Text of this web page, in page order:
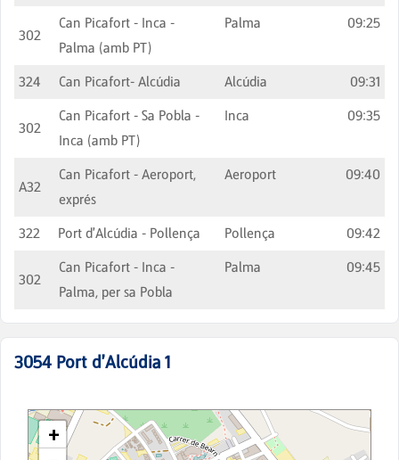
302
Can Picafort - Inca -
Palma (amb PT)
Palma 09:25
324 Can Picafort- Alcúdia Alcúdia 09:31
302
Can Picafort - Sa Pobla -
Inca (amb PT)
Inca 09:35
A32
Can Picafort - Aeroport,
exprés
Aeroport 09:40
322 Port d'Alcúdia - Pollença Pollença 09:42
302
Can Picafort - Inca -
Palma, per sa Pobla
Palma 09:45
3054 Port d'Alcúdia 1